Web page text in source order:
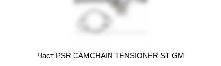
Част PSR CAMCHAIN TENSIONER ST GM